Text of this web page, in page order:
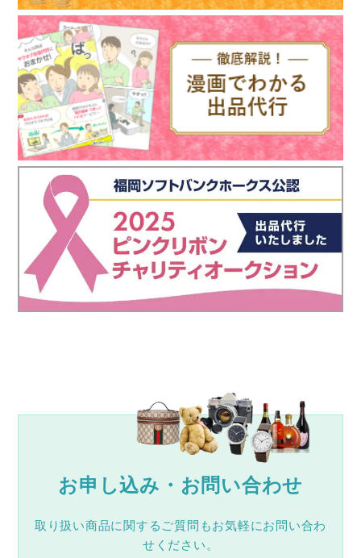
お申し込み・お問い合わせ
取り扱い商品に関するご質問もお気軽にお問い合わ
せください。